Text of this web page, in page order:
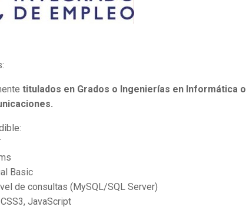
titulados en Grados o Ingenierías en Informática o
Basic
de consultas (MySQL/SQL Server)
JavaScript